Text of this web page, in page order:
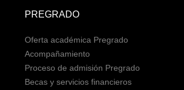
PREGRADO
Oferta académica Pregrado
Acompañamiento
Proceso de admisión Pregrado
Becas y servicios financieros